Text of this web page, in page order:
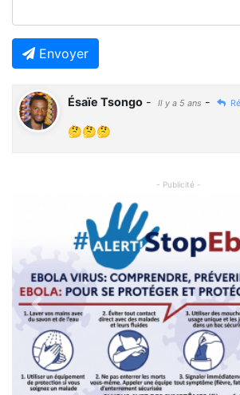
Envoyer
Ésaïe Tsongo - Il y a 5 ans -
🤔🤔🤔
- Publicité -
Previous